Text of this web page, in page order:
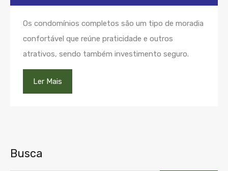
Os condomínios completos são um tipo de moradia
confortável que reúne praticidade e outros
atrativos, sendo também investimento seguro.
Ler Mais
Busca